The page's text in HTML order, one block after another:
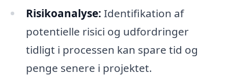
Risikoanalyse: Identifikation af
potentielle risici og udfordringer
tidligt i processen kan spare tid og
penge senere i projektet.